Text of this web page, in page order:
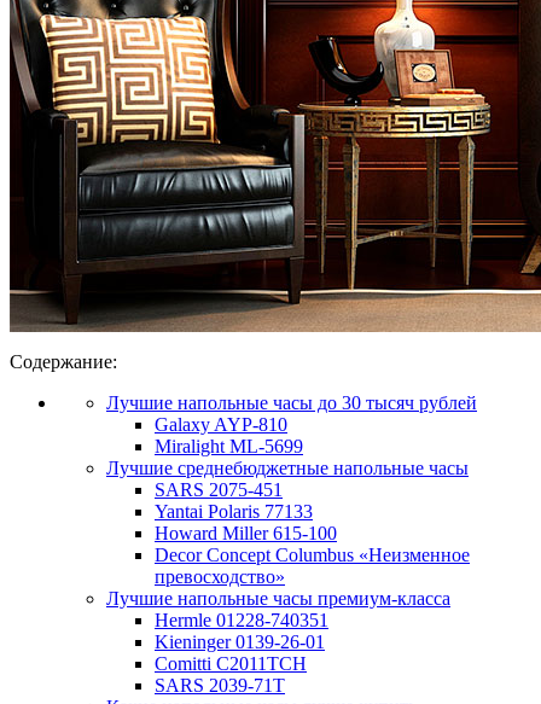
Содержание:
Лучшие напольные часы до 30 тысяч рублей
Galaxy AYP-810
Miralight ML-5699
Лучшие среднебюджетные напольные часы
SARS 2075-451
Yantai Polaris 77133
Howard Miller 615-100
Decor Concept Columbus «Неизменное
превосходство»
Лучшие напольные часы премиум-класса
Hermle 01228-740351
Kieninger 0139-26-01
Comitti C2011TCH
SARS 2039-71Т